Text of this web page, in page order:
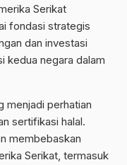
Serikat
fondasi strategis
dan investasi
kedua negara dalam
menjadi perhatian
sertifikasi halal.
membebaskan
Serikat, termasuk